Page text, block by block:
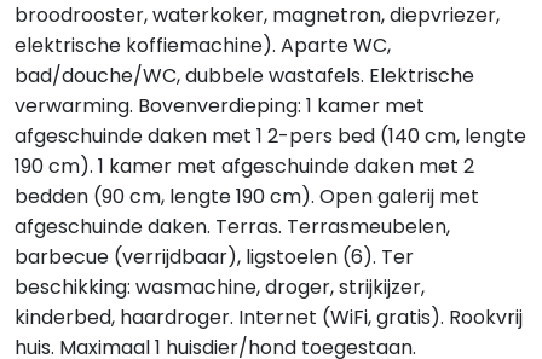
broodrooster, waterkoker, magnetron, diepvriezer,
elektrische koffiemachine). Aparte WC,
bad/douche/WC, dubbele wastafels. Elektrische
verwarming. Bovenverdieping: 1 kamer met
afgeschuinde daken met 1 2-pers bed (140 cm, lengte
190 cm). 1 kamer met afgeschuinde daken met 2
bedden (90 cm, lengte 190 cm). Open galerij met
afgeschuinde daken. Terras. Terrasmeubelen,
barbecue (verrijdbaar), ligstoelen (6). Ter
beschikking: wasmachine, droger, strijkijzer,
kinderbed, haardroger. Internet (WiFi, gratis). Rookvrij
huis. Maximaal 1 huisdier/hond toegestaan.